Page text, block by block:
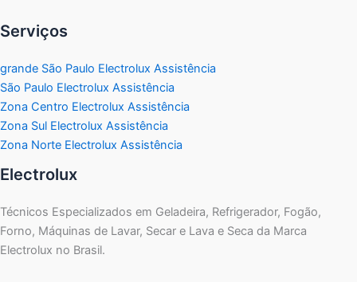
Serviços
grande São Paulo Electrolux Assistência
São Paulo Electrolux Assistência
Zona Centro Electrolux Assistência
Zona Sul Electrolux Assistência
Zona Norte Electrolux Assistência
Electrolux
Técnicos Especializados em Geladeira, Refrigerador, Fogão,
Forno, Máquinas de Lavar, Secar e Lava e Seca da Marca
Electrolux no Brasil.